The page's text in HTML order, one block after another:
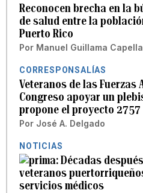
Reconocen brecha en la
de salud entre la
Puerto Rico
Por Manuel Guillama Capella
CORRESPONSALÍAS
Veteranos de las Fuerzas
Congreso apoyar un
propone el proyecto 2757
Por José A. Delgado
NOTICIAS
Décadas
veteranos
servicios médicos